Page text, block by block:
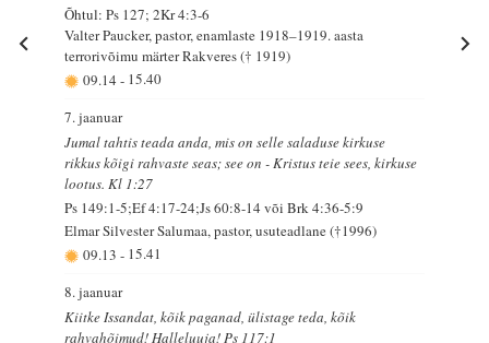
Õhtul: Ps 127; 2Kr 4:3-6
Valter Paucker, pastor, enamlaste 1918–1919. aasta
terrorivõimu märter Rakveres († 1919)
09.14- 15.40
7. jaanuar
Jumal tahtis teada anda, mis on selle saladuse kirkuse
rikkus kõigi rahvaste seas; see on - Kristus teie sees, kirkuse
lootus. Kl 1:27
Ps 149:1-5;Ef 4:17-24;Js 60:8-14 või Brk 4:36-5:9
Elmar Silvester Salumaa, pastor, usuteadlane (†1996)
09.13- 15.41
8. jaanuar
Kiitke Issandat, kõik paganad, ülistage teda, kõik
rahvahõimud! Halleluuja! Ps 117:1